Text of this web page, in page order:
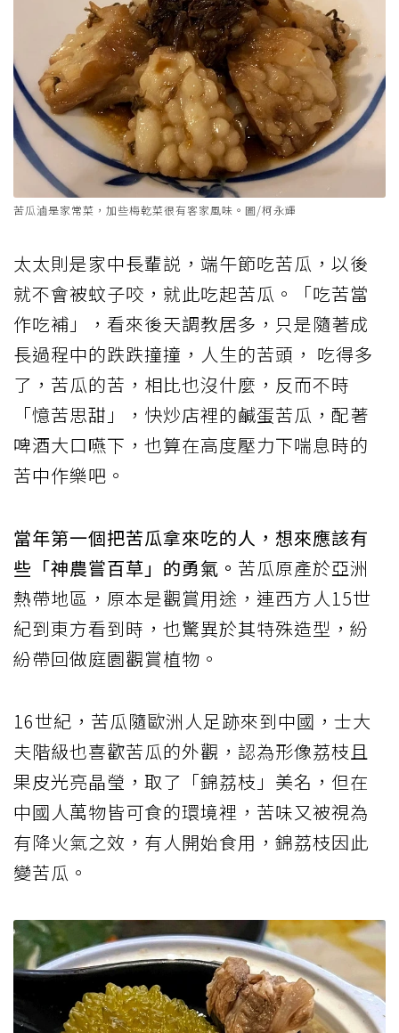
苦瓜滷是家常菜，加些梅乾菜很有客家風味。圖/柯永輝
太太則是家中長輩説，端午節吃苦瓜，以後
就不會被蚊子咬，就此吃起苦瓜。「吃苦當
作吃補」，看來後天調教居多，只是隨著成
長過程中的跌跌撞撞，人生的苦頭， 吃得多
了，苦瓜的苦，相比也沒什麼，反而不時
「憶苦思甜」，快炒店裡的鹹蛋苦瓜，配著
啤酒大口嚥下，也算在高度壓力下喘息時的
苦中作樂吧。
當年第一個把苦瓜拿來吃的人，想來應該有
些「神農嘗百草」的勇氣。 苦瓜原產於亞洲
熱帶地區，原本是觀賞用途，連西方人15世
紀到東方看到時，也驚異於其特殊造型，紛
紛帶回做庭園觀賞植物。
16世紀，苦瓜隨歐洲人足跡來到中國，士大
夫階級也喜歡苦瓜的外觀，認為形像荔枝且
果皮光亮晶瑩，取了「錦荔枝」美名，但在
中國人萬物皆可食的環境裡，苦味又被視為
有降火氣之效，有人開始食用，錦荔枝因此
變苦瓜。